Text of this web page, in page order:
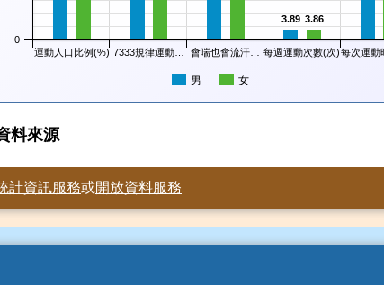
3.89 3.86
男 女
運動人口比例(%) 7333規律運動… 會喘也會流汗… 每週運動次數(次)每次運動
0
料來源
計資訊服務或開放資料服務